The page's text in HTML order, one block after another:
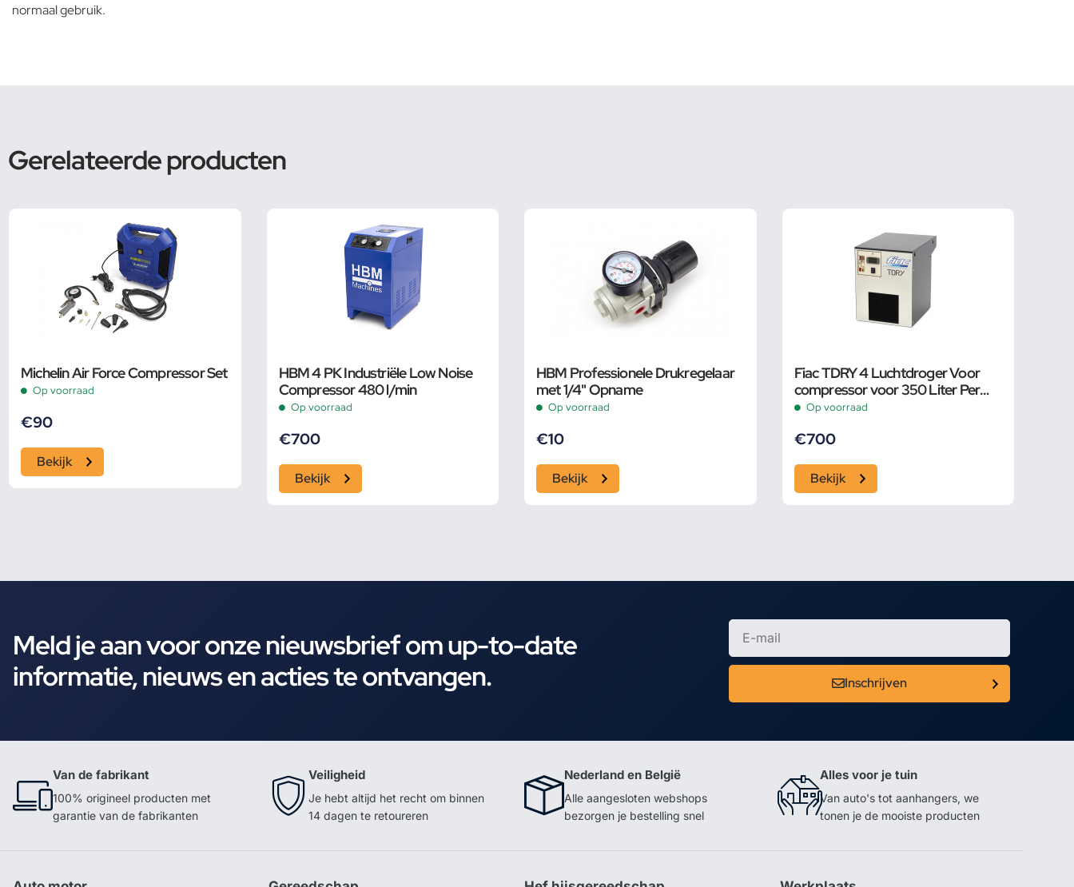
normaal gebruik.
Gerelateerde producten
Michelin Air Force Compressor Set
Op voorraad
€90
Bekijk
HBM 4 PK Industriële Low Noise
Compressor 480 l/min
Op voorraad
€700
Bekijk
HBM Professionele Drukregelaar
met 1/4" Opname
Op voorraad
€10
Bekijk
Fiac TDRY 4 Luchtdroger Voor
compressor voor 350 Liter Per
Minuut
Op voorraad
€700
Bekijk
Meld je aan voor onze nieuwsbrief om up-to-date
informatie, nieuws en acties te ontvangen.
Inschrijven
Van de fabrikant
100% origineel producten met
garantie van de fabrikanten
Veiligheid
Je hebt altijd het recht om binnen
14 dagen te retoureren
Nederland en België
Alle aangesloten webshops
bezorgen je bestelling snel
Alles voor je tuin
Van auto's tot aanhangers, we
tonen je de mooiste producten